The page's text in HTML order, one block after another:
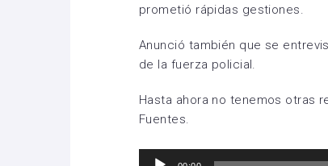
prometió rápidas gestiones.
Anunció también que se
de la fuerza policial.
Hasta ahora no tenemos otras
Fuentes.
Reproductor